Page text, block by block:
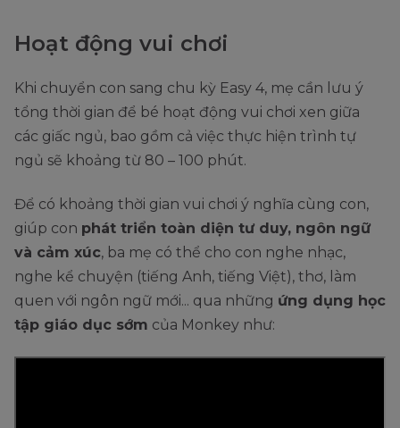
Hoạt động vui chơi
Khi chuyển con sang chu kỳ Easy 4, mẹ cần lưu ý
tổng thời gian để bé hoạt động vui chơi xen giữa
các giấc ngủ, bao gồm cả việc thực hiện trình tự
ngủ sẽ khoảng từ 80 – 100 phút.
Để có khoảng thời gian vui chơi ý nghĩa cùng con,
giúp con phát triển toàn diện tư duy, ngôn ngữ
và cảm xúc, ba mẹ có thể cho con nghe nhạc,
nghe kể chuyện (tiếng Anh, tiếng Việt), thơ, làm
quen với ngôn ngữ mới... qua những ứng dụng học
tập giáo dục sớm của Monkey như: